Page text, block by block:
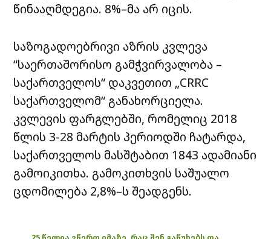
წინააღმდეგია. 8%–მა არ იცის.
საზოგადოებრივი აზრის კვლევა
“საერთაშორისო გამჭვირვალობა –
საქართველოს“ დაკვეთით „CRRC
საქართველომ“ განახორციელა.
კვლევის ფარგლებში, რომელიც 2018
წლის 3-28 მარტის პერიოდში ჩატარდა,
საქართველოს მასშტაბით 1843 ადამიანი
გამოიკითხა. გამოკითხვის საშუალო
ცდომილება 2,8%–ს შეადგენს.